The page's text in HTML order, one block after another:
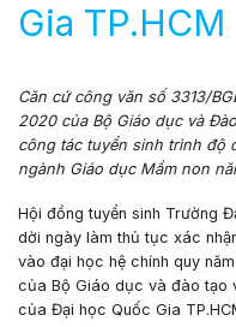
Gia TP.HCM
Căn cứ công văn số 3313/
2020 của Bộ Giáo dục và
công tác tuyển sinh trình độ
ngành Giáo dục Mầm non
Hội đồng tuyển sinh Trường
dời ngày làm thủ tục xác
vào đại học hệ chính quy
của Bộ Giáo dục và đào tạo
của Đại học Quốc Gia